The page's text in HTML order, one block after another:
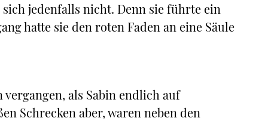
jedenfalls nicht. Denn sie führte ein
hatte sie den roten Faden an eine Säule
als Sabin endlich auf
Schrecken aber, waren neben den